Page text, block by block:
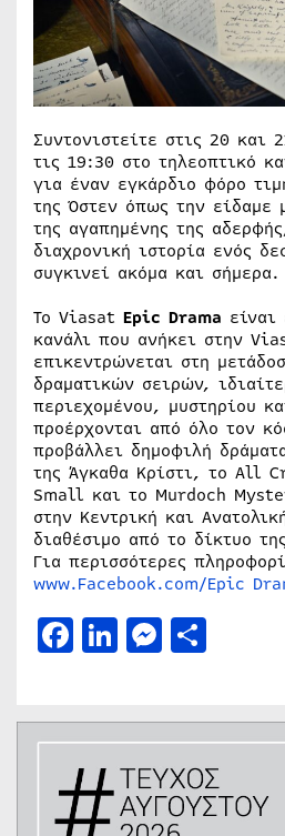
Συντονιστείτε στις 20 και
τις 19:30 στο τηλεοπτικό
για έναν εγκάρδιο φόρο
της Όστεν όπως την είδαμε
της αγαπημένης της
διαχρονική ιστορία ενός
συγκινεί ακόμα και σήμερα.
Το Viasat Epic Drama είναι
κανάλι που ανήκει στην
επικεντρώνεται στη
δραματικών σειρών,
περιεχομένου, μυστηρίου
προέρχονται από όλο τον
προβάλλει δημοφιλή
της Άγκαθα Κρίστι, το All
Small και το Murdoch
στην Κεντρική και
διαθέσιμο από το δίκτυo της
Για περισσότερες
www.Facebook.com/Epic
Facebook
LinkedIn